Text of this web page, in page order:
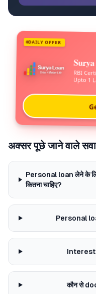
DAILY OFFER
RBI
Upto 1
अक्सर पूछे जाने वाले
Personal loan लेने के
कितना चाहिए?
Personal
Interest
कौन से